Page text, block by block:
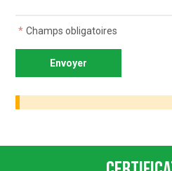
* Champs obligatoires